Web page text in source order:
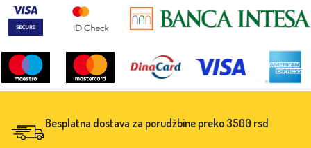
Besplatna dostava za porudžbine preko 3500 rsd